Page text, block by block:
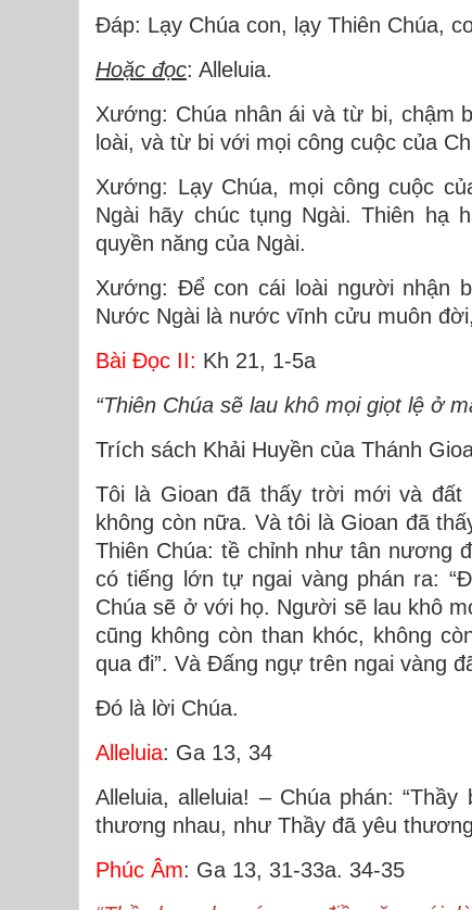
Ðáp: Lạy Chúa con, lạy Thiên Chúa,
Hoặc đọc: Alleluia.
Xướng: Chúa nhân ái và từ bi, chậm
loài, và từ bi với mọi công cuộc của
Xướng: Lạy Chúa, mọi công cuộc
Ngài hãy chúc tụng Ngài. Thiên hạ
quyền năng của Ngài.
Xướng: Ðể con cái loài người nhận
Nước Ngài là nước vĩnh cửu muôn
Bài Ðọc II: Kh 21, 1-5a
“Thiên Chúa sẽ lau khô mọi giọt lệ ở
Trích sách Khải Huyền của Thánh
Tôi là Gioan đã thấy trời mới và
không còn nữa. Và tôi là Gioan đã
Thiên Chúa: tề chỉnh như tân nương
có tiếng lớn tự ngai vàng phán ra:
Chúa sẽ ở với họ. Người sẽ lau khô
cũng không còn than khóc, không
qua đi”. Và Ðấng ngự trên ngai vàng
Ðó là lời Chúa.
Alleluia: Ga 13, 34
Alleluia, alleluia! – Chúa phán:
thương nhau, như Thầy đã yêu
Phúc Âm: Ga 13, 31-33a. 34-35